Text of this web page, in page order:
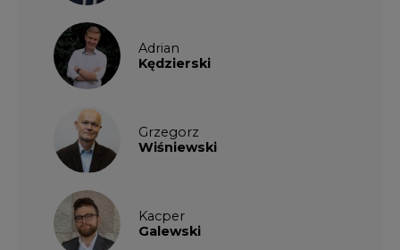
Grzegorz
Wiśniewski
Kacper
Kamil